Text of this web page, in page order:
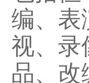
编、
视、
品、